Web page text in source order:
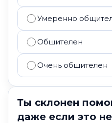
Умеренно
Общителен
Очень общителен
Ты склонен
даже если это